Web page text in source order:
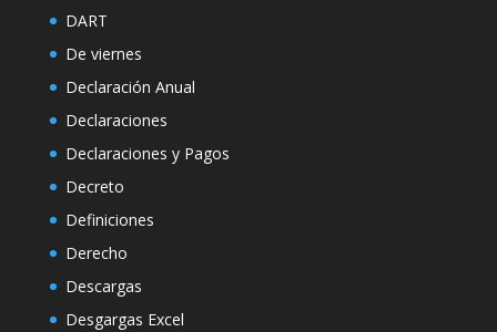
DART
De viernes
Declaración Anual
Declaraciones
Declaraciones y Pagos
Decreto
Definiciones
Derecho
Descargas
Desgargas Excel